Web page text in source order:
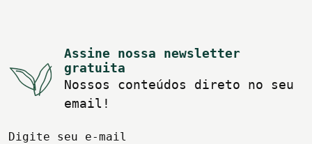
Assine nossa newsletter
gratuita
Nossos conteúdos direto no seu
email!
Digite seu e-mail